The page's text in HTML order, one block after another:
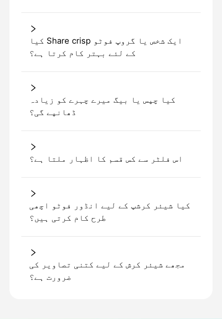
کیا Share crisp ایک شخص یا گروپ فوٹو
کے لئے بہتر کام کرتا ہے؟
کیا چپس یا بیگ میرے چہرے کو زیادہ
ڈھانپے گی؟
اس فلٹر سے کس قسم کا اظہار ملتا ہے؟
کیا شیئر کرشپ کے لیے انڈور فوٹو اچھی
طرح کام کرتی ہیں؟
مجھے شیئر کرش کے لیے کتنی تصاویر کی
ضرورت ہے؟